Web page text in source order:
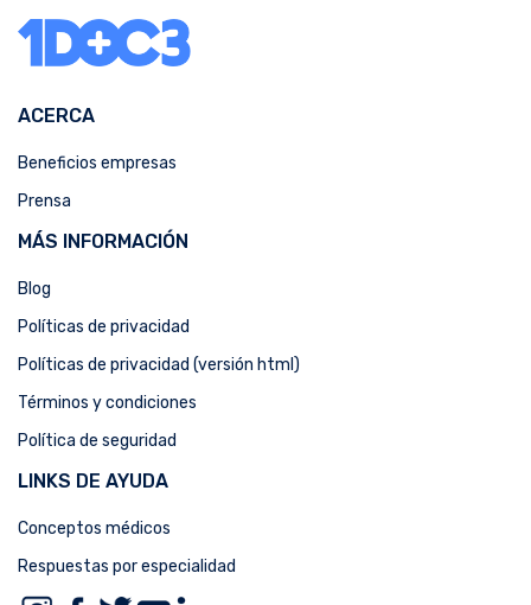
ACERCA
Beneficios empresas
Prensa
MÁS INFORMACIÓN
Blog
Políticas de privacidad
Políticas de privacidad (versión html)
Términos y condiciones
Política de seguridad
LINKS DE AYUDA
Conceptos médicos
Respuestas por especialidad